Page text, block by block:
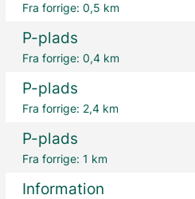
Fra forrige:0,5 km
P-plads
Fra forrige:0,4 km
P-plads
Fra forrige: 2,4 km
P-plads
Fra forrige:1 km
Information